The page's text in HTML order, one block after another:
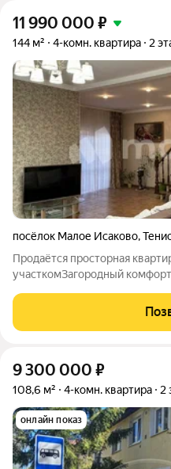
11 990 000 ₽
144 м² 4-комн. квартира 2
посёлок Малое Исаково,
Продаётся просторная
участкомЗагородный
Собственный участок с
и плодовыми насаждениями
9 300 000 ₽
108,6 м² 4-комн. квартира 2
онлайн показ